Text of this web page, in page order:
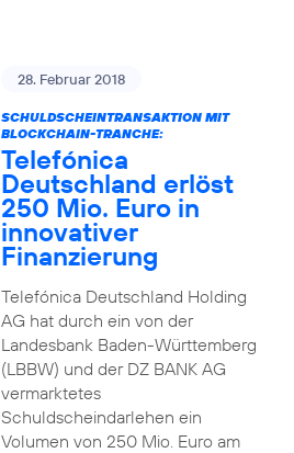
28. Februar 2018
SCHULDSCHEINTRANSAKTION MIT
BLOCKCHAIN-TRANCHE:
Telefónica
Deutschland erlöst
250 Mio. Euro in
innovativer
Finanzierung
Telefónica Deutschland Holding
AG hat durch ein von der
Landesbank Baden-Württemberg
(LBBW) und der DZ BANK AG
vermarktetes
Schuldscheindarlehen ein
Volumen von 250 Mio. Euro am